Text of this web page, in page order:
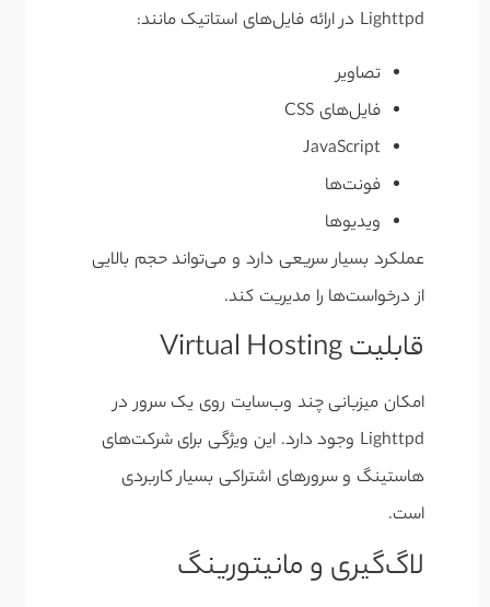
Lighttpd در ارائه فایل‌های استاتیک مانند:
تصاویر
فایل‌های CSS
JavaScript
فونت‌ها
ویدیوها
عملکرد بسیار سریعی دارد و می‌تواند حجم بالایی
از درخواست‌ها را مدیریت کند.
قابلیت Virtual Hosting
امکان میزبانی چند وب‌سایت روی یک سرور در
Lighttpd وجود دارد. این ویژگی برای شرکت‌های
هاستینگ و سرورهای اشتراکی بسیار کاربردی
است.
لاگ‌گیری و مانیتورینگ